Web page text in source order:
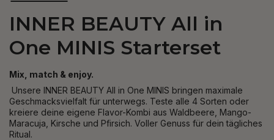
INNER BEAUTY All in
One MINIS Starterset
Mix, match & enjoy.
Unsere INNER BEAUTY All in One MINIS bringen maximale
Geschmacksvielfalt für unterwegs. Teste alle 4 Sorten oder
kreiere deine eigene Flavor-Kombi aus Waldbeere, Mango-
Maracuja, Kirsche und Pfirsich. Voller Genuss für dein tägliches
Ritual.